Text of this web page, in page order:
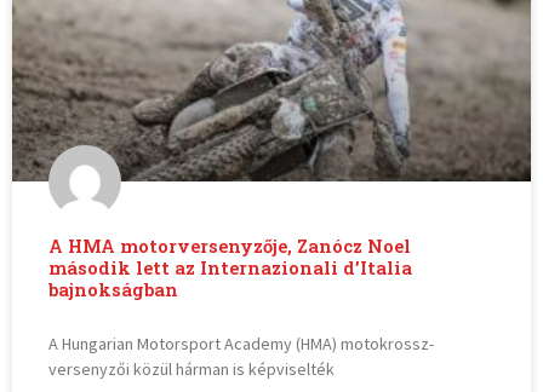
A HMA motorversenyzője, Zanócz Noel
második lett az Internazionali d’Italia
bajnokságban
A Hungarian Motorsport Academy (HMA) motokrossz-
versenyzői közül hárman is képviselték